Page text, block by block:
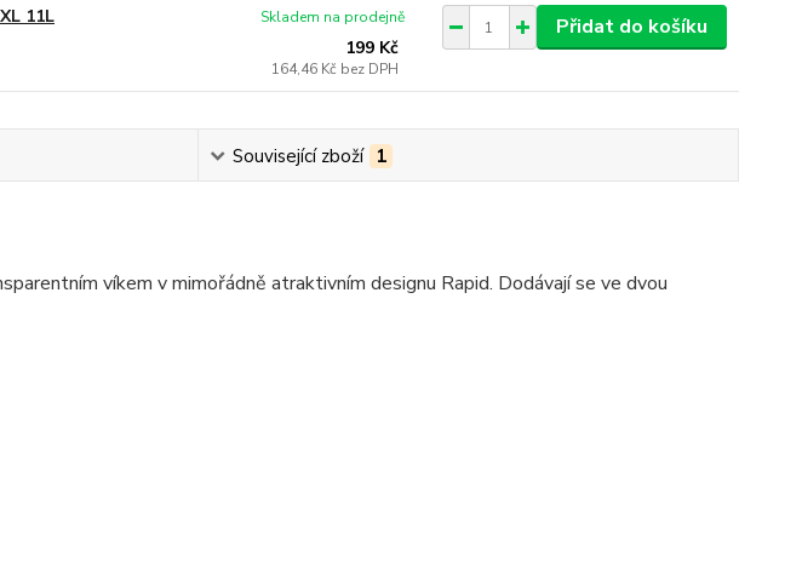
11L
199 Kč
164,46 Kč bez DPH
Skladem na prodejně Přidat do košíku
Související zboží 1
víkem v mimořádně atraktivním designu Rapid. Dodávají se ve dvou